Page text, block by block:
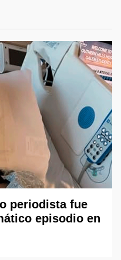
periodista fue
episodio en